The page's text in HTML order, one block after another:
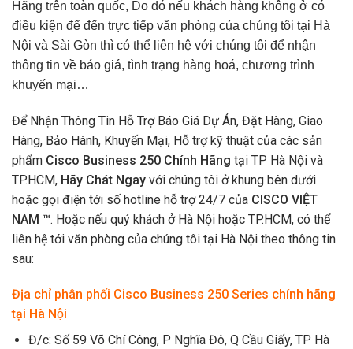
Hãng trên toàn quốc, Do đó nếu khách hàng không ở có
điều kiện để đến trực tiếp văn phòng của chúng tôi tại Hà
Nội và Sài Gòn thì có thể liên hệ với chúng tôi để nhận
thông tin về báo giá, tình trạng hàng hoá, chương trình
khuyến mại…
Để Nhận Thông Tin Hỗ Trợ Báo Giá Dự Án, Đặt Hàng, Giao
Hàng, Bảo Hành, Khuyến Mại, Hỗ trợ kỹ thuật của các sản
phẩm Cisco Business 250 Chính Hãng tại TP Hà Nội và
TP.HCM, Hãy Chát Ngay với chúng tôi ở khung bên dưới
hoặc gọi điện tới số hotline hỗ trợ 24/7 của CISCO VIỆT
NAM ™. Hoặc nếu quý khách ở Hà Nội hoặc TP.HCM, có thể
liên hệ tới văn phòng của chúng tôi tại Hà Nội theo thông tin
sau:
Địa chỉ phân phối Cisco Business 250 Series chính hãng
tại Hà Nội
Đ/c: Số 59 Võ Chí Công, P Nghĩa Đô, Q Cầu Giấy, TP Hà